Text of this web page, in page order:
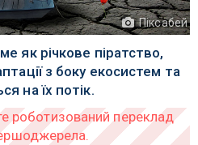
Піксабей
як річкове піратство,
з боку екосистем та
на їх потік.